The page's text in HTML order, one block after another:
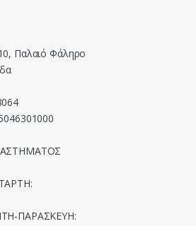
Παλαιό Φάληρο
ΠΑΡΑΣΚΕΥΗ: